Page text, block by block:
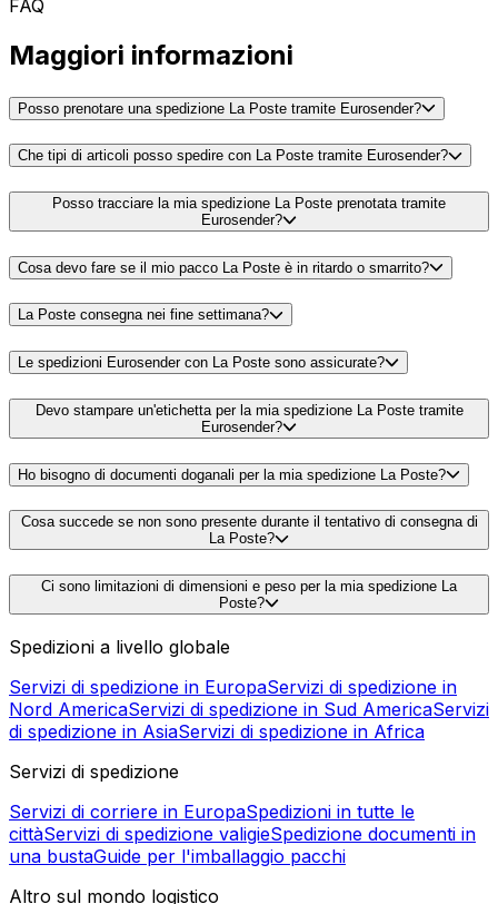
FAQ
Maggiori informazioni
Posso prenotare una spedizione La Poste tramite Eurosender?
Che tipi di articoli posso spedire con La Poste tramite Eurosender?
Posso tracciare la mia spedizione La Poste prenotata tramite
Eurosender?
Cosa devo fare se il mio pacco La Poste è in ritardo o smarrito?
La Poste consegna nei fine settimana?
Le spedizioni Eurosender con La Poste sono assicurate?
Devo stampare un'etichetta per la mia spedizione La Poste tramite
Eurosender?
Ho bisogno di documenti doganali per la mia spedizione La Poste?
Cosa succede se non sono presente durante il tentativo di consegna di
La Poste?
Ci sono limitazioni di dimensioni e peso per la mia spedizione La
Poste?
Spedizioni a livello globale
Servizi di spedizione in EuropaServizi di spedizione in
Nord AmericaServizi di spedizione in Sud AmericaServizi
di spedizione in AsiaServizi di spedizione in Africa
Servizi di spedizione
Servizi di corriere in EuropaSpedizioni in tutte le
cittàServizi di spedizione valigieSpedizione documenti in
una bustaGuide per l'imballaggio pacchi
Altro sul mondo logistico